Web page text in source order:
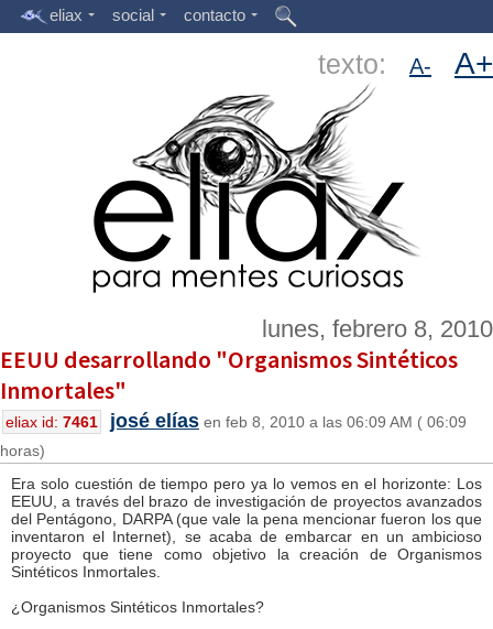
eliax social contacto
texto: A- A+
lunes, febrero 8, 2010
EEUU desarrollando "Organismos Sintéticos
Inmortales"
eliax id: 7461 josé elías en feb 8, 2010 a las 06:09 AM ( 06:09
horas)
Era solo cuestión de tiempo pero ya lo vemos en el horizonte: Los
EEUU, a través del brazo de investigación de proyectos avanzados
del Pentágono, DARPA (que vale la pena mencionar fueron los que
inventaron el Internet), se acaba de embarcar en un ambicioso
proyecto que tiene como objetivo la creación de Organismos
Sintéticos Inmortales.
¿Organismos Sintéticos Inmortales?